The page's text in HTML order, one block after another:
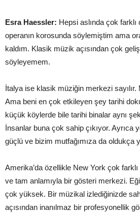
Esra Haessler: Hepsi aslında çok farklı
operanın korosunda söylemiştim ama
kaldım. Klasik müzik açısından çok
söyleyemem.
İtalya ise klasik müziğin merkezi
Ama beni en çok etkileyen şey tarihi
küçük köylerde bile tarihi binalar aynı
İnsanlar buna çok sahip çıkıyor. Ayrıca
güçlü ve bizim mutfağımıza da oldukça
Amerika’da özellikle New York çok
ve tam anlamıyla bir gösteri merkezi.
çok yüksek. Bir müzikal izlediğinizde
açısından inanılmaz bir profesyonellik